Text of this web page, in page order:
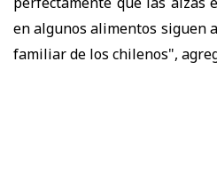
en algunos alimentos siguen
familiar de los chilenos",